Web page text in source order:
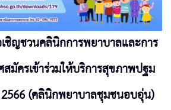
ชิญชวนคลินิกการพยาบาลและการ
มัครเข้าร่วมให้บริการสุขภาพปฐม
(คลินิกพยาบาลชุมชนอบอุ่น)